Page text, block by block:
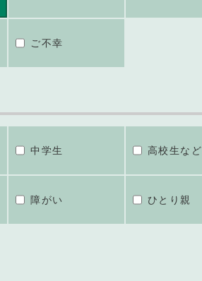
ご不幸
中学生 高校生など
障がい ひとり親